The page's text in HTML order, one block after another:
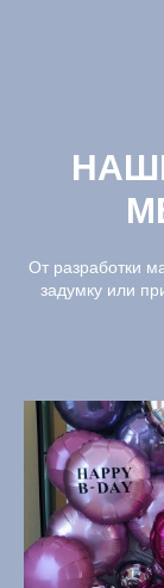
От разработки
задумку или